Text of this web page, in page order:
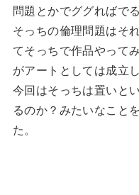
問題とかでググればでる
そっちの倫理問題はそ
てそっちで作品やって
がアートとしては成立し
今回はそっちは置いと
るのか？みたいなこと
た。